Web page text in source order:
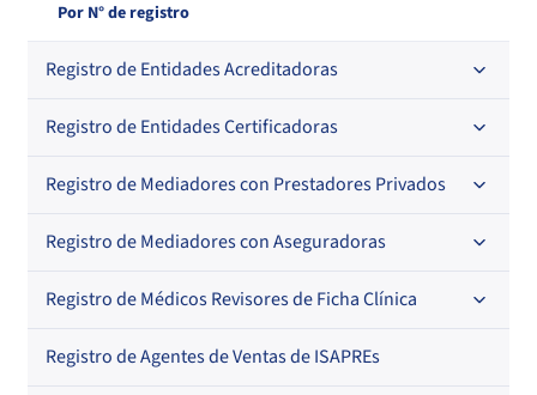
Por N° de registro
Registro de Entidades Acreditadoras
En orden alfabético
Por N° de registro
Regional
Registro de Entidades Certificadoras
Por orden alfabético
Por N° de registro
Registro de Mediadores con Prestadores Privados
Por orden alfabético
Por N° de registro
Por profesión
Registro de Mediadores con Aseguradoras
Regional
Por orden alfabético
Registro de Médicos Revisores de Ficha Clínica
Regional
Registro de Agentes de Ventas de ISAPREs